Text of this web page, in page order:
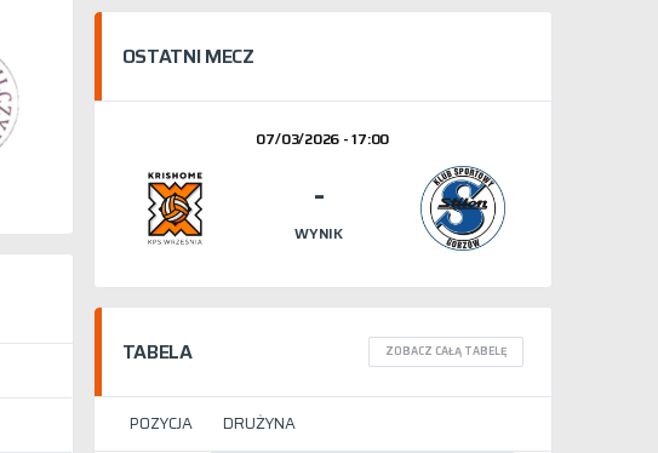
OSTATNI MECZ
07/03/2026 - 17:00
-
WYNIK
TABELA ZOBACZ CAŁĄ TABELĘ
POZYCJA DRUŻYNA